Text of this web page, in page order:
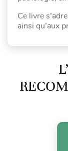
Ce livre
ainsi qu’aux